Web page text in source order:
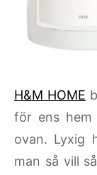
H&M HOME
för ens
ovan. Lyxig
man så vill